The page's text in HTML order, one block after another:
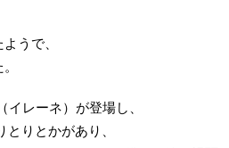
うで、
イレーネ）が登場し、
りとかがあり、